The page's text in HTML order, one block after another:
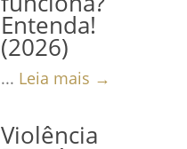
Entenda!
(2026)
... Leia mais →
Violência